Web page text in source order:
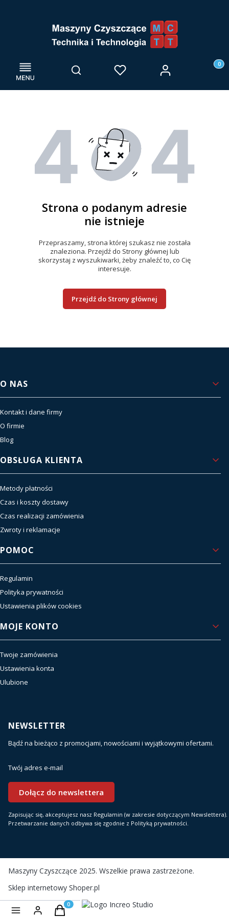
Menu Otwórz wyszukiwarkę
Szukaj Ulubione Zaloguj się
Strona o podanym adresie
nie istnieje
Przepraszamy, strona której szukasz nie została
znaleziona. Przejdź do Strony głównej lub
skorzystaj z wyszukiwarki, żeby znaleźć to, co Cię
interesuje.
Przejdź do Strony głównej
Linki w stopce
O NAS
Kontakt i dane firmy
O firmie
Blog
OBSŁUGA KLIENTA
Metody płatności
Czas i koszty dostawy
Czas realizacji zamówienia
Zwroty i reklamacje
POMOC
Regulamin
Polityka prywatności
Ustawienia plików cookies
MOJE KONTO
Twoje zamówienia
Ustawienia konta
Ulubione
NEWSLETTER
Bądź na bieżąco z promocjami, nowościami i wyjątkowymi ofertami.
Twój adres e-mail
Dołącz do newslettera
Zapisując się, akceptujesz nasz Regulamin (w zakresie dotyczącym Newslettera).
Przetwarzanie danych odbywa się zgodnie z Polityką prywatności.
Maszyny Czyszczące 2025. Wszelkie prawa zastrzeżone.
Sklep internetowy Shoper.pl
Realizacja i wsparcie:Produkty w koszyku: 0. Zobacz szczegóły